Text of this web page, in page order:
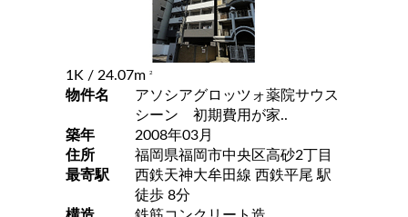
1K / 24.07m 2
物件名
アソシアグロッツォ薬院サウス
シーン 初期費用が家..
築年
2008年03月
住所
福岡県福岡市中央区高砂2丁目
最寄駅
西鉄天神大牟田線 西鉄平尾 駅
徒歩 8分